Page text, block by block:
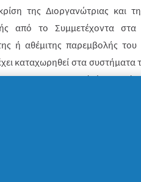
της Διοργανώτριας και
από το Συμμετέχοντα
ή αθέμιτης παρεμβολής
καταχωρηθεί στα συστήματα
του Διαγωνισμού, όπως